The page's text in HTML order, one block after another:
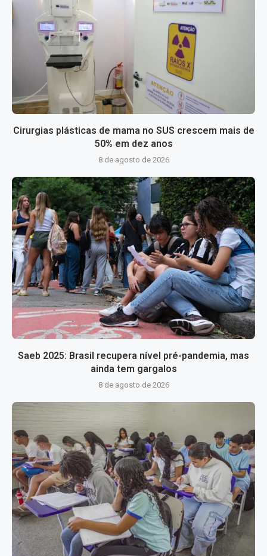
Cirurgias plásticas de mama no SUS crescem mais de
50% em dez anos
8 de agosto de 2026
Saeb 2025: Brasil recupera nível pré-pandemia, mas
ainda tem gargalos
8 de agosto de 2026